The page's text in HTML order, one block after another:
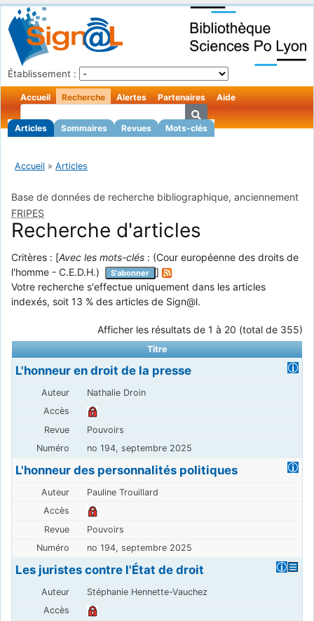
Établissement :
Accueil Recherche
Articles Sommaires Revues Mots-clés
Alertes Partenaires Aide
Accueil » Articles
Base de données de recherche bibliographique, anciennement
FRIPES
Recherche d'articles
Critères : [Avec les mots-clés : (Cour européenne des droits de
l'homme - C.E.D.H.)
S'abonner
]
Votre recherche s'effectue uniquement dans les articles
indexés, soit 13 % des articles de Sign@l.
Afficher les résultats de 1 à 20 (total de 355)
Titre
L'honneur en droit de la presse
Nathalie Droin
Pouvoirs
no 194, septembre 2025
L'honneur des personnalités politiques
Pauline Trouillard
Pouvoirs
no 194, septembre 2025
Les juristes contre l'État de droit
Stéphanie Hennette-Vauchez